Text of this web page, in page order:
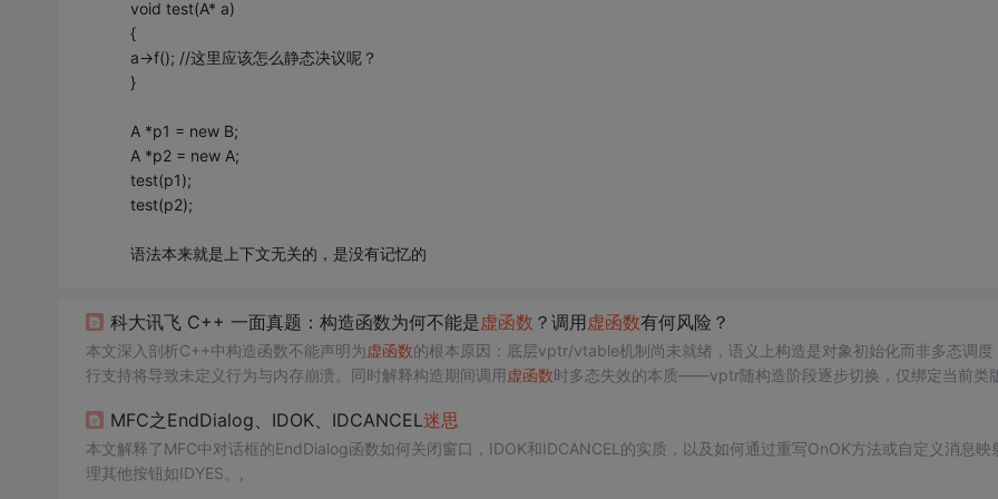
void test(A* a)
{
a->f(); //这里应该怎么静态决议呢？
}
A *p1 = new B;
A *p2 = new A;
test(p1);
test(p2);
语法本来就是上下文无关的，是没有记忆的
科大讯飞 C++ 一面真题：构造函数为何不能是虚函数 ？调用虚函数有何风险？
本文深入剖析C++中构造函数不能声明为虚函数的根本原因：底层vptr/vtable机制尚未就绪，语义上构造是对象初始化而非多态调度
行支持将导致未定义行为与内存崩溃。同时解释构造期间调用 虚函数时多态失效的本质——vptr随构造阶段逐步切换，仅绑定当前类
MFC之EndDialog、IDOK、IDCANCEL迷思
本文解释了MFC中对话框的EndDialog函数如何关闭窗口，IDOK和IDCANCEL的实质，以及如何通过重写OnOK方法或自定义消息映
理其他按钮如IDYES。,